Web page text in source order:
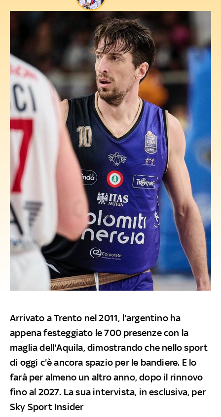
Arrivato a Trento nel 2011, l'argentino ha
appena festeggiato le 700 presenze con la
maglia dell'Aquila, dimostrando che nello sport
di oggi c'è ancora spazio per le bandiere. E lo
farà per almeno un altro anno, dopo il rinnovo
fino al 2027. La sua intervista, in esclusiva, per
Sky Sport Insider